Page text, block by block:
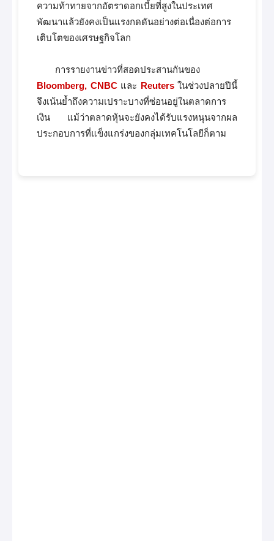
ความท้าทายจากอัตราดอกเบี้ยที่สูงในประเทศ
พัฒนาแล้วยังคงเป็นแรงกดดันอย่างต่อเนื่องต่อการ
เติบโตของเศรษฐกิจโลก
การรายงานข่าวที่สอดประสานกันของ
Bloomberg, CNBCและ Reutersในช่วงปลายปีนี้
จึงเน้นย้ำถึงความเปราะบางที่ซ่อนอยู่ในตลาดการ
เงิน แม้ว่าตลาดหุ้นจะยังคงได้รับแรงหนุนจากผล
ประกอบการที่แข็งแกร่งของกลุ่มเทคโนโลยีก็ตาม